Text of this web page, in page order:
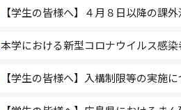
【学生の皆様へ】４月８日以降の課
本学における新型コロナウイルス感
【学生の皆様へ】入構制限等の実施